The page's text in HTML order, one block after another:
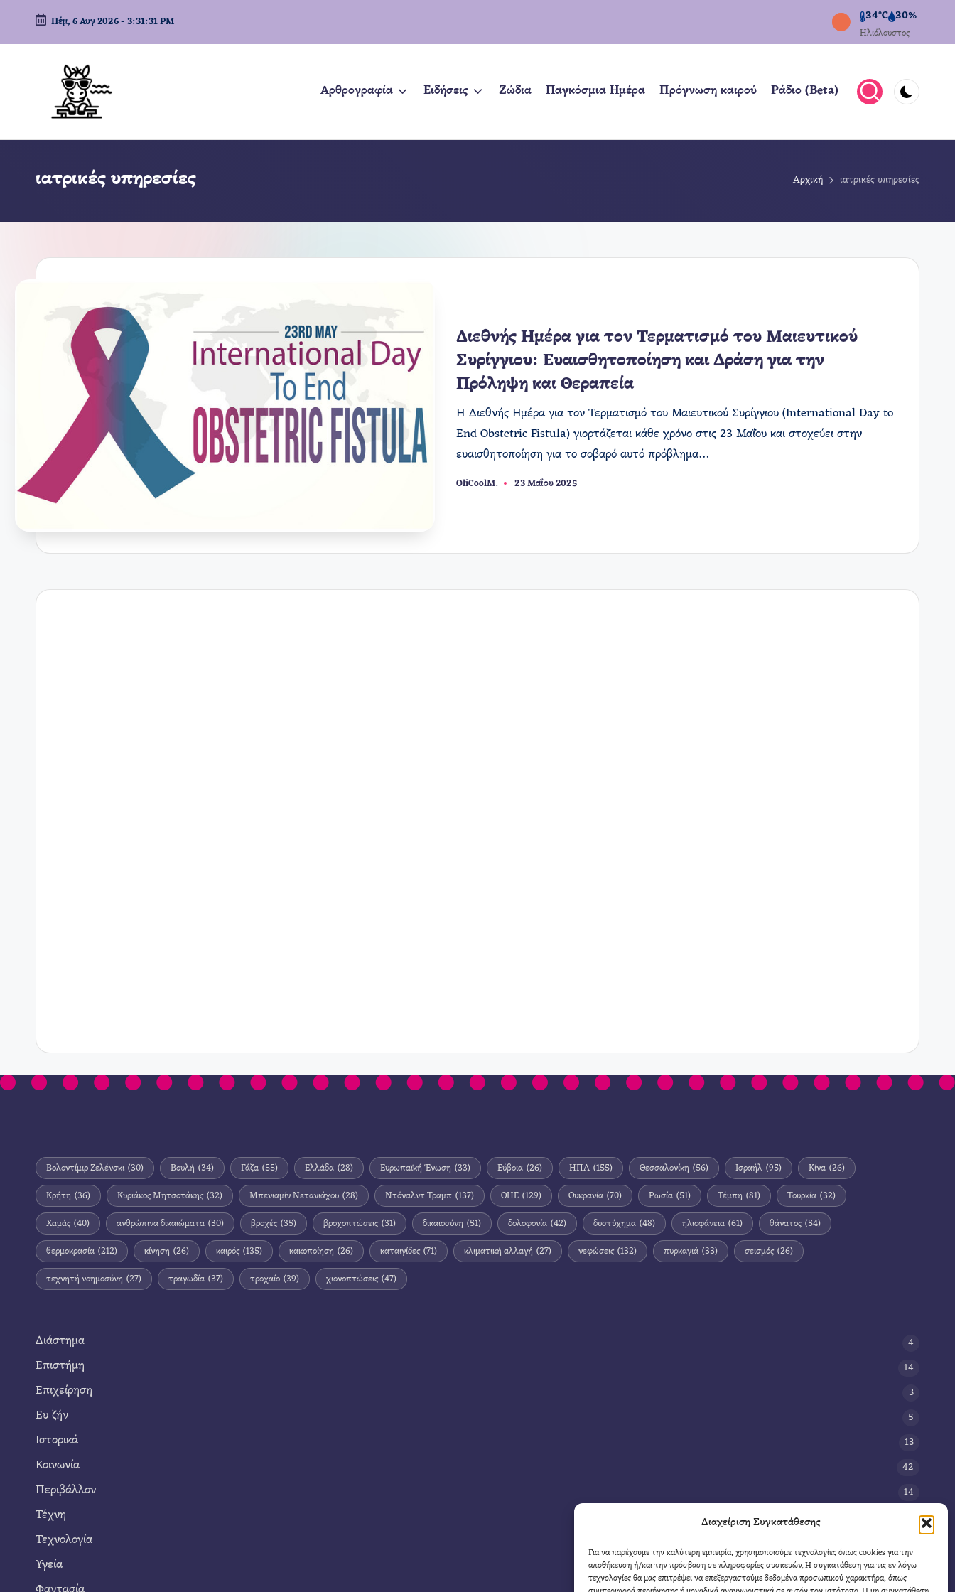
Διαχείριση Συγκατάθεσης
Για να παρέχουμε την καλύτερη εμπειρία, χρησιμοποιούμε τεχνολογίες όπως cookies για την
αποθήκευση ή/και την πρόσβαση σε πληροφορίες συσκευών. Η συγκατάθεση για τις εν λόγω
τεχνολογίες θα μας επιτρέψει να επεξεργαστούμε δεδομένα προσωπικού χαρακτήρα, όπως
περιεχόμενο
Πέμ, 6 Αυγ 2026 - 3:31:32 PM
34°C 30%
Ηλιόλουστος
Αρθρογραφία Ειδήσεις Ζώδια Παγκόσμια Ημέρα Πρόγνωση καιρού Ράδιο (Beta)
ιατρικές υπηρεσίες Αρχική ιατρικές υπηρεσίες
Διεθνής Ημέρα για τον Τερματισμό του Μαιευτικού
Συρίγγιου: Ευαισθητοποίηση και Δράση για την
Πρόληψη και Θεραπεία
Η Διεθνής Ημέρα για τον Τερματισμό του Μαιευτικού Συρίγγιου (International Day to
End Obstetric Fistula) γιορτάζεται κάθε χρόνο στις 23 Μαΐου και στοχεύει στην
ευαισθητοποίηση για το σοβαρό αυτό πρόβλημα…
Συγγραφέας:
OliCoolM. 23 Μαΐου 2025
Βολοντίμιρ Ζελένσκι (30) Βουλή (34) Γάζα (55) Ελλάδα (28) Ευρωπαϊκή Ένωση (33) Εύβοια (26) ΗΠΑ (155) Θεσσαλονίκη (56) Ισραήλ (95) Κίνα (26)
Κρήτη (36) Κυριάκος Μητσοτάκης (32) Μπενιαμίν Νετανιάχου (28) Ντόναλντ Τραμπ (137) ΟΗΕ (129) Ουκρανία (70) Ρωσία (51) Τέμπη (81) Τουρκία (32)
Χαμάς (40) ανθρώπινα δικαιώματα (30) βροχές (35) βροχοπτώσεις (31) δικαιοσύνη (51) δολοφονία (42) δυστύχημα (48) ηλιοφάνεια (61) θάνατος (54)
θερμοκρασία (212) κίνηση (26) καιρός (135) κακοποίηση (26) καταιγίδες (71) κλιματική αλλαγή (27) νεφώσεις (132) πυρκαγιά (33) σεισμός (26)
τεχνητή νοημοσύνη (27) τραγωδία (37) τροχαίο (39) χιονοπτώσεις (47)
Διάστημα 4
Επιστήμη 14
Επιχείρηση 3
Ευ ζήν 5
Ιστορικά 13
Κοινωνία 42
Περιβάλλον 14
Τέχνη
Τεχνολογία
Υγεία 11